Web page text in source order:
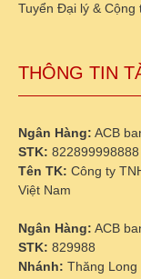
Tuyển Đại lý & Cộng
THÔNG TIN
Ngân Hàng: ACB
STK: 822899998888
Tên TK: Công ty
Việt Nam
Ngân Hàng: ACB
STK:
Nhánh: Thăng Long